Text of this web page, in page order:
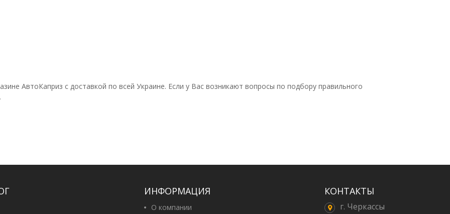
АвтоКаприз с доставкой по всей Украине. Если у Вас возникают вопросы по подбору правильного
ИНФОРМАЦИЯ
О компании
КОНТАКТЫ
г. Черкассы